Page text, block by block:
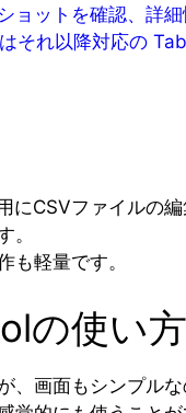
ョットを確認、詳
それ以降対応の
にCSVファイルの
。
も軽量です。
の使い方
、画面もシンプル